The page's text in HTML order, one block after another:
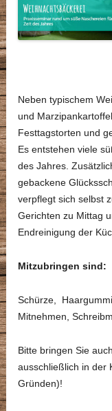
Neben typischem
und
Festtagstorten und
Es entstehen viele
des Jahres.
gebackene
verpflegt sich selbst
Gerichten zu Mittag
Endreinigung der
Mitzubringen sind:
Schürze,
Mitnehmen,
Bitte bringen Sie
ausschließlich in der
Gründen)!